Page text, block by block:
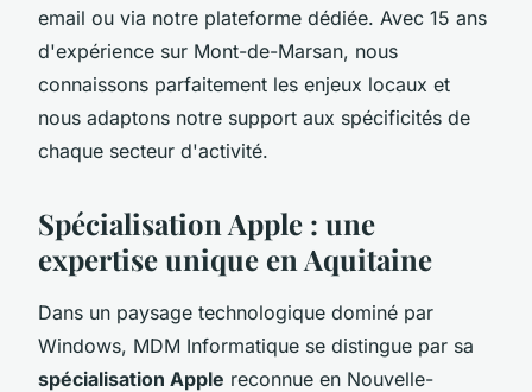
email ou via notre plateforme dédiée. Avec 15 ans
d'expérience sur Mont-de-Marsan, nous
connaissons parfaitement les enjeux locaux et
nous adaptons notre support aux spécificités de
chaque secteur d'activité.
Spécialisation Apple : une
expertise unique en Aquitaine
Dans un paysage technologique dominé par
Windows, MDM Informatique se distingue par sa
spécialisation Apple reconnue en Nouvelle-